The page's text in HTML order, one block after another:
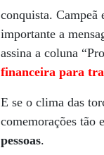
conquista. Campeã
importante a
assina a coluna
financeira para
E se o clima das
comemorações tão
pessoas.